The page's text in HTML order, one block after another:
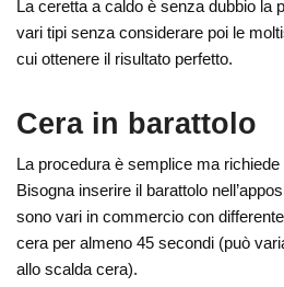
La ceretta a caldo è senza dubbio la
vari tipi senza considerare poi le
cui ottenere il risultato perfetto.
Cera in barattolo
La procedura è semplice ma
Bisogna inserire il barattolo
sono vari in commercio con
cera per almeno 45 secondi (può
allo scalda cera).